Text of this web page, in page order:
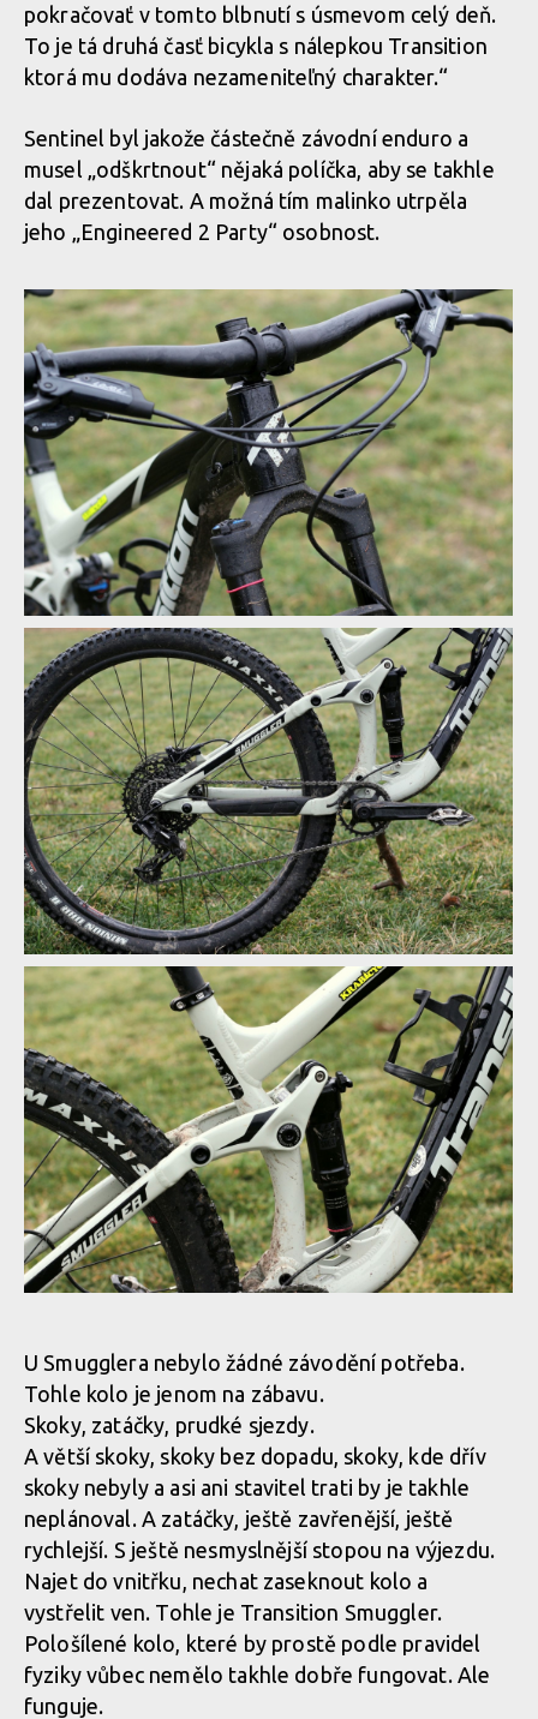
pokračovať v tomto blbnutí s úsmevom celý deň.
To je tá druhá časť bicykla s nálepkou Transition
ktorá mu dodáva nezameniteľný charakter.“
Sentinel byl jakože částečně závodní enduro a
musel „odškrtnout“ nějaká políčka, aby se takhle
dal prezentovat. A možná tím malinko utrpěla
jeho „Engineered 2 Party“ osobnost.
Test: Transition Smuggler - méně zdvihu, více zábavy
Test: Transition Smuggler - méně zdvihu, více zábavy
Test: Transition Smuggler - méně zdvihu, více zábavy
Test: Transition Smuggler - méně zdvihu, více zábavy
Test: Transition Smuggler - méně zdvihu, více zábavy
Test: Transition Smuggler - méně zdvihu, více zábavy
Test: Transition Smuggler - méně zdvihu, více zábavy
Test: Transition Smuggler - méně zdvihu, více zábavy
U Smugglera nebylo žádné závodění potřeba.
Tohle kolo je jenom na zábavu.
Skoky, zatáčky, prudké sjezdy.
A větší skoky, skoky bez dopadu, skoky, kde dřív
skoky nebyly a asi ani stavitel trati by je takhle
neplánoval. A zatáčky, ještě zavřenější, ještě
rychlejší. S ještě nesmyslnější stopou na výjezdu.
Najet do vnitřku, nechat zaseknout kolo a
vystřelit ven. Tohle je Transition Smuggler.
Pološílené kolo, které by prostě podle pravidel
fyziky vůbec nemělo takhle dobře fungovat. Ale
funguje.